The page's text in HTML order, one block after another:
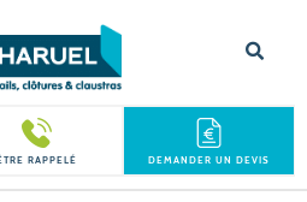
RAPPELÉ DEMANDER UN DEVIS